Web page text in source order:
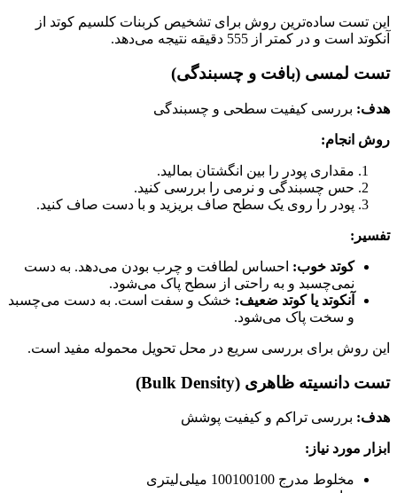
این تست ساده‌ترین روش برای تشخیص کربنات کلسیم کوتد از
آنکوتد است و در کمتر از
555 دقیقه نتیجه می‌دهد.
تست لمسی (بافت و چسبندگی)
هدف: بررسی کیفیت سطحی و چسبندگی
روش انجام:
مقداری پودر را بین انگشتان بمالید.
حس چسبندگی و نرمی را بررسی کنید.
پودر را روی یک سطح صاف بریزید و با دست صاف کنید.
تفسیر:
کوتد خوب: احساس لطافت و چرب بودن می‌دهد. به دست
نمی‌چسبد و به راحتی از سطح پاک می‌شود.
آنکوتد یا کوتد ضعیف: خشک و سفت است. به دست می‌چسبد
و سخت پاک می‌شود.
این روش برای بررسی سریع در محل تحویل محموله مفید است.
تست دانسیته ظاهری (Bulk Density)
هدف: بررسی تراکم و کیفیت پوشش
ابزار مورد نیاز:
مخلوط مدرج 100100100
میلی‌لیتری